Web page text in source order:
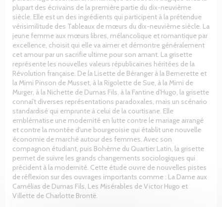
plupart des écrivains de la première partie du dix-neuvième
siècle. Elle est un des ingrédients qui participent à la prétendue
vérisimilitude des Tableaux de mœurs du dix-neuvième siècle. La
jeune femme aux mœurs libres, mélancolique et romantique par
excellence, choisit qui elle va aimer et démontre généralement
cet amour par un sacrifie ultime pour son amant. La grisette
représente les nouvelles valeurs républicaines héritées de la
Révolution française. De la Lisette de Béranger à la Bernerette et
la Mimi Pinson de Musset, à la Rigolette de Sue, à la Mimi de
Murger, à la Nichette de Dumas Fils, à la Fantine d'Hugo, la grisette
connaît diverses représentations paradoxales, mais un scénario
standardisé qui emprunte à celui de la courtisane. Elle
emblématise une modernité en lutte contre le mariage arrangé
et contre la montée d'une bourgeoisie qui établit une nouvelle
économie de marché autour des femmes. Avec son
compagnon étudiant, puis Bohème du Quartier Latin, la grisette
permet de suivre les grands changements sociologiques qui
précident à la modernité. Cette étude ouvre de nouvelles pistes
de réflexion sur des ouvrages importants comme : La Dame aux
Camélias de Dumas Fils, Les Misérables de Victor Hugo et
Villette de Charlotte Brontë.